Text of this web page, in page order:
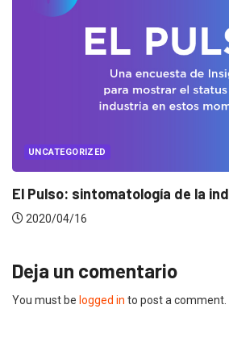
UNCATEGORIZED
Conectados en época de pausa
2020/04/14
Deja un comentario
You must be logged in to post a comment.